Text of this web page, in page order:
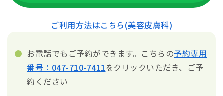
ご利用方法はこちら(美容皮膚科)
お電話でもご予約ができます。こちらの予約専用
番号：047-710-7411をクリックいただき、ご予
約ください